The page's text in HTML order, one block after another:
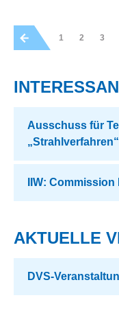
1 2 3
Ausschuss für
„Strahlverfahren“
IIW:
AKTUELLE
DVS-